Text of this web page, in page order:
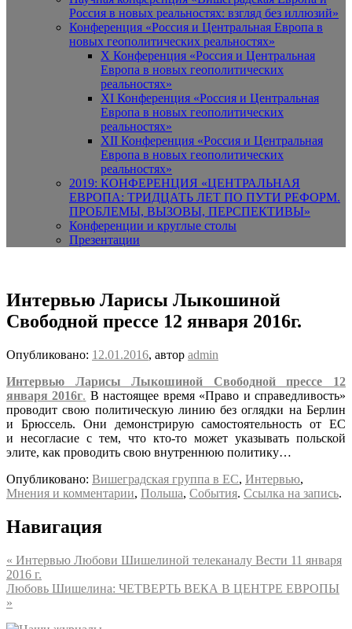
Россия в новых реальностях: взгляд без иллюзий»
Конференция «Россия и Центральная Европа в
новых геополитических реальностях»
X Конференция «Россия и Центральная
Европа в новых геополитических
реальностях»
XI Конференция «Россия и Центральная
Европа в новых геополитических
реальностях»
XII Конференция «Россия и Центральная
Европа в новых геополитических
реальностях»
2019: КОНФЕРЕНЦИЯ «ЦЕНТРАЛЬНАЯ
ЕВРОПА: ТРИДЦАТЬ ЛЕТ ПО ПУТИ РЕФОРМ.
ПРОБЛЕМЫ, ВЫЗОВЫ, ПЕРСПЕКТИВЫ»
Конференции и круглые столы
Презентации
​Интервью Ларисы Лыкошиной
Свободной прессе 12 января 2016г.
Опубликовано: 12.01.2016, автор admin
​Интервью Ларисы Лыкошиной Свободной прессе 12
января 2016г. В настоящее время «Право и справедливость»
проводит свою политическую линию без оглядки на Берлин
и Брюссель. Они демонстрирую самостоятельность от ЕС
и несогласие с тем, что кто-то может указывать польской
элите, как проводить свою внутреннюю политику…
Опубликовано: Вишеградская группа в ЕС, Интервью,
Мнения и комментарии, Польша, События. Ссылка на запись.
Навигация
« Интервью Любови Шишелиной телеканалу Вести 11 января
2016 г.
Любовь Шишелина: ЧЕТВЕРТЬ ВЕКА В ЦЕНТРЕ ЕВРОПЫ
»